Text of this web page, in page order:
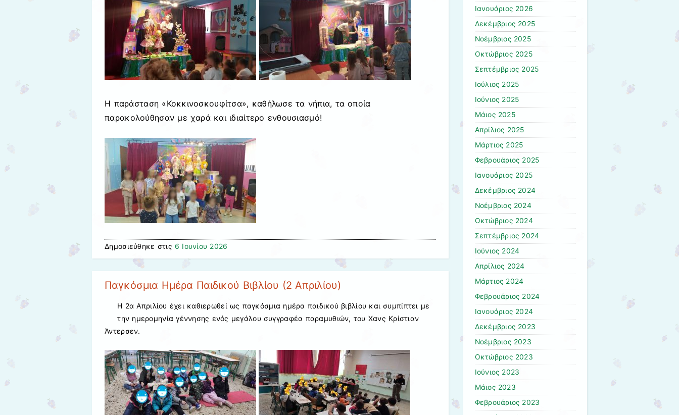
Η παράσταση «Κοκκινοσκουφίτσα», καθήλωσε τα νήπια, τα οποία
παρακολούθησαν με χαρά και ιδιαίτερο ενθουσιασμό!
Δημοσιεύθηκε στις 6 Ιουνίου 2026
Παγκόσμια Ημέρα Παιδικού Βιβλίου (2 Απριλίου)
Η 2α Απριλίου έχει καθιερωθεί ως παγκόσμια ημέρα παιδικού βιβλίου και συμπίπτει με
την ημερομηνία γέννησης ενός μεγάλου συγγραφέα παραμυθιών, του Χανς Κρίστιαν
Άντερσεν.
Ιανουάριος 2026
Δεκέμβριος 2025
Νοέμβριος 2025
Οκτώβριος 2025
Σεπτέμβριος 2025
Ιούλιος 2025
Ιούνιος 2025
Μάιος 2025
Απρίλιος 2025
Μάρτιος 2025
Φεβρουάριος 2025
Ιανουάριος 2025
Δεκέμβριος 2024
Νοέμβριος 2024
Οκτώβριος 2024
Σεπτέμβριος 2024
Ιούνιος 2024
Απρίλιος 2024
Μάρτιος 2024
Φεβρουάριος 2024
Ιανουάριος 2024
Δεκέμβριος 2023
Νοέμβριος 2023
Οκτώβριος 2023
Ιούνιος 2023
Μάιος 2023
Φεβρουάριος 2023